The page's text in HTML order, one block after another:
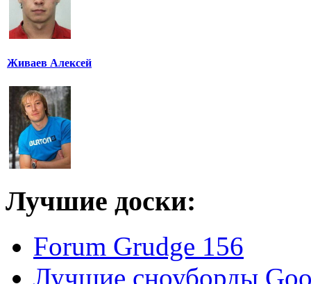
Живаев Алексей
Лучшие доски:
Forum Grudge 156
Лучшие сноуборды